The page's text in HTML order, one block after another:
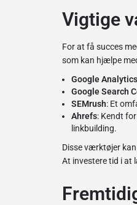
Vigtige
For at få succes
som kan hjælpe
Google Analytics
Google Search
SEMrush: Et
Ahrefs: Kendt
linkbuilding.
Disse værktøjer
At investere tid i at